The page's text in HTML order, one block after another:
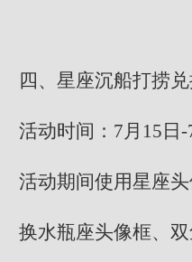
四、星座沉船打捞
活动时间：7月15日-
活动期间使用星座
换水瓶座头像框、